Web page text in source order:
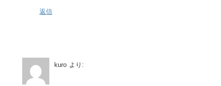
返信
kuro より: